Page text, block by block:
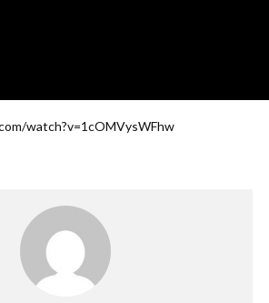
watch?v=1cOMVysWFhw